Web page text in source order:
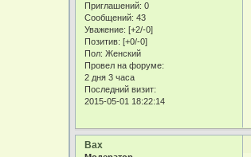
Приглашений: 0
Сообщений: 43
Уважение: [+2/-0]
Позитив: [+0/-0]
Пол: Женский
Провел на форуме:
2 дня 3 часа
Последний визит:
2015-05-01 18:22:14
Bax